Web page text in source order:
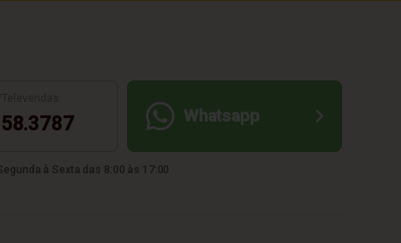
Whatsapp
à Sexta das 8:00 às 17:00